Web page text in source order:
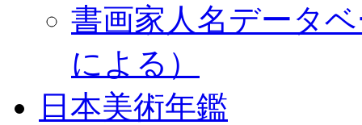
書画家人名データ
による）
日本美術年鑑